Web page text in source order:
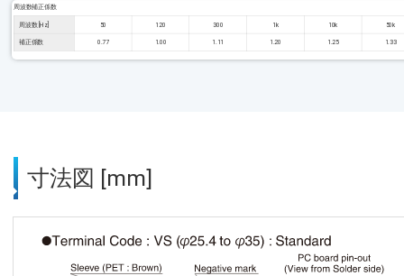
周波数補正係数
周波数 [Hz] 50 120 300 1k 10k 50k
補正係数 0.77 1.00 1.11 1.20 1.25 1.33
寸法図 [mm]